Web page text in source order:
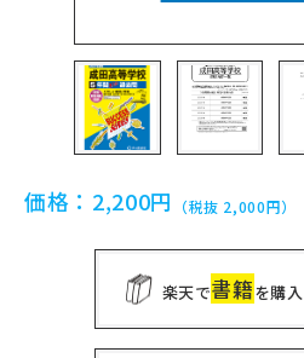
価格： 2,200円 （税抜 2,000円）
楽天で書籍を購入